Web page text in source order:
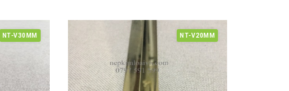
NT-V30MM NT-V20MM